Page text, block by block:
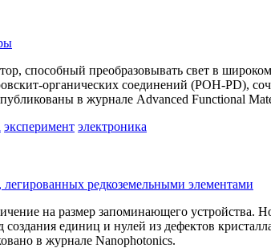
способный преобразовывать свет в
органических соединений (POH-PD),
в журнале Advanced Functional
эксперимент электроника
легированных редкоземельными элементами
на размер запоминающего устройства.
единиц и нулей из дефектов
в журнале Nanophotonics.